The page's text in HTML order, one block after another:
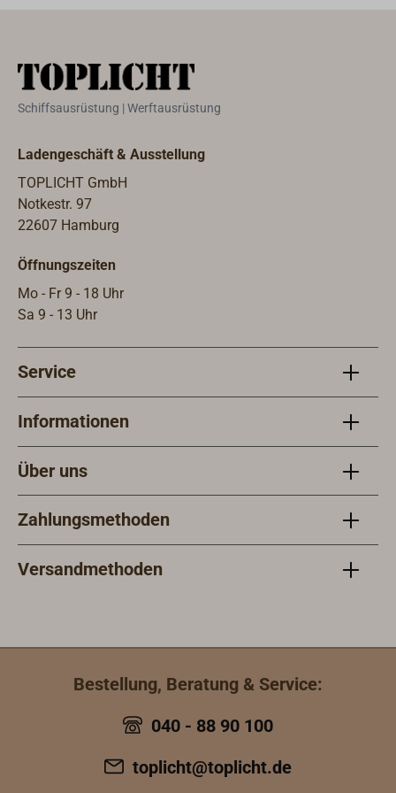
unvermeidbar.Hinweis: Abweichende
DL1665 (Toplicht 1665-625). Der
Durchmesser, hier D=25mm konisch
auslaufend. Passt daher nicht zu den
DAVEY Relingfüßen aus unserem
Sortiment.
Schiffsausrüstung | Werftausrüstung
Ladengeschäft & Ausstellung
TOPLICHT GmbH
Notkestr. 97
22607 Hamburg
Öffnungszeiten
Mo - Fr 9 - 18 Uhr
Sa 9 - 13 Uhr
Service
Informationen
Über uns
Zahlungsmethoden
Versandmethoden
Bestellung, Beratung & Service:
040 - 88 90 100
toplicht@toplicht.de